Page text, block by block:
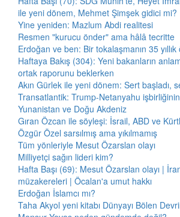
ile yeni dönem, Mehmet Şimşek gidici mi?
Yine yeniden: Mazlum Abdi realitesi
Resmen "kurucu önder" ama hâlâ tecritte
Erdoğan ve ben: Bir tokalaşmanın 35 yıllık
Haftaya Bakış (304): Yeni bakanların
ortak raporunu beklerken
Akın Gürlek ile yeni dönem: Sert başladı,
Transatlantik: Trump-Netanyahu işbirliğinin
Yunanistan ve Doğu Akdeniz
Gıran Özcan ile söyleşi: İsrail, ABD ve
Özgür Özel sarsılmış ama yıkılmamış
Tüm yönleriyle Mesut Özarslan olayı
Milliyetçi sağın lideri kim?
Hafta Başı (69): Mesut Özarslan olayı |
müzakereleri | Öcalan'a umut hakkı
Erdoğan İslamcı mı?
Taha Akyol yeni kitabı Dünyayı Bölen